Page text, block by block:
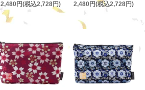
2,480円(税込2,728円)
2,480円(税込2,728円)